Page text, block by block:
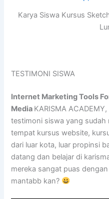
Karya Siswa Kursus
TESTIMONI SISWA
Internet Marketing Tools
Media KARISMA
testimoni siswa yang sudah
tempat kursus website,
dari luar kota, luar propinsi
datang dan belajar di
mereka sangat puas
mantabb kan?